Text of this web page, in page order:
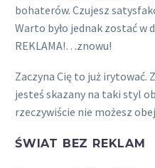
bohaterów. Czujesz
Warto było jednak zostać
REKLAMA!…znowu!
Zaczyna Cię to już irytować.
jesteś skazany na taki styl
rzeczywiście nie możesz
ŚWIAT BEZ REKLAM